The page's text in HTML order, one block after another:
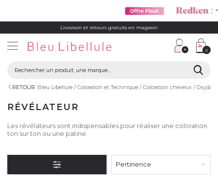
Livraison et retours gratuits en magasin
0
RETOUR Bleu Libellule Coloration et Technique Coloration cheveux
RÉVÉLATEUR
Les révélateurs sont indispensables pour réaliser une coloration
ton sur ton ou une patine.
Pertinence